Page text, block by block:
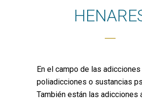
En el campo de las
poliadicciones o sustancias
También están las adicciones